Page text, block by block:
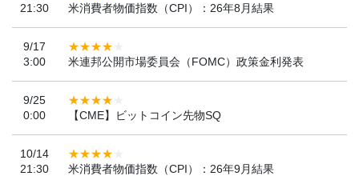
21:30
米消費者物価指数（CPI）：26年8月結果
9/17
3:00
米連邦公開市場委員会（FOMC）政策金利発表
9/25
0:00
【CME】ビットコイン先物SQ
10/14
21:30
米消費者物価指数（CPI）：26年9月結果